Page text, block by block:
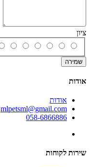
ציון
שמירה
אודות
אודות
mlpetsml@gmail.com
058-6866886
שירות לקוחות